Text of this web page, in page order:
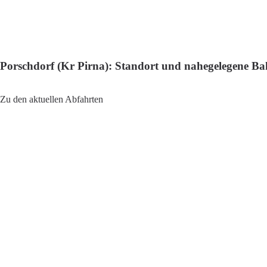
Porschdorf (Kr Pirna): Standort und nahegelegene
Zu den aktuellen Abfahrten